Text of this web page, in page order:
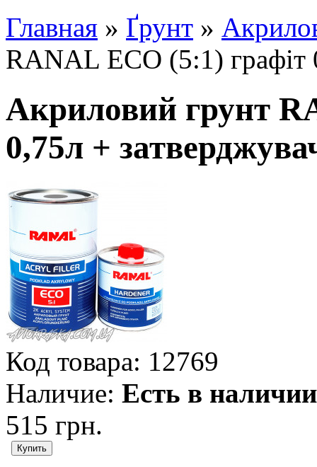
Главная » Ґрунт »
RANAL ECO (5:1) графіт
Акриловий грунт
0,75л +
Код товара: 12769
Наличие: Есть в наличии
515 грн.